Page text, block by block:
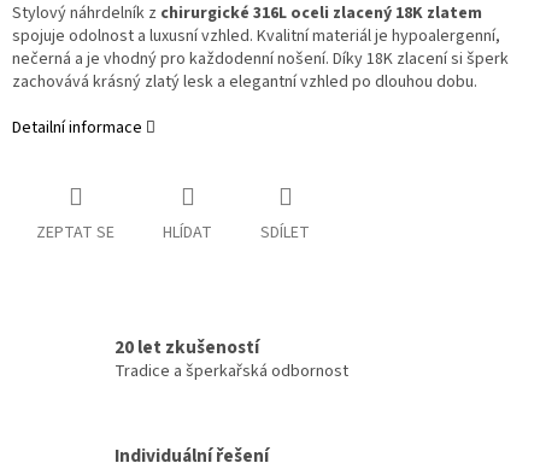
Stylový náhrdelník z chirurgické 316L oceli zlacený 18K zlatem
spojuje odolnost a luxusní vzhled. Kvalitní materiál je hypoalergenní,
nečerná a je vhodný pro každodenní nošení. Díky 18K zlacení si šperk
zachovává krásný zlatý lesk a elegantní vzhled po dlouhou dobu.
Detailní informace
ZEPTAT SE HLÍDAT SDÍLET
20 let zkušeností
Tradice a šperkařská odbornost
Individuální řešení